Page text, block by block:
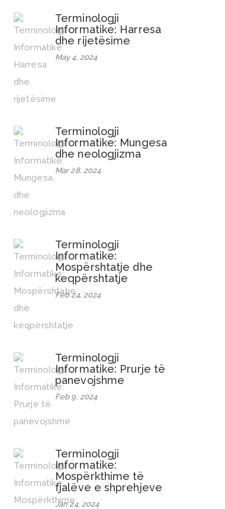
Terminologji
Informatike: Harresa
dhe rijetësime
May 4, 2024
Terminologji
Informatike: Mungesa
dhe neologjizma
Mar 28, 2024
Terminologji
Informatike:
Mospërshtatje dhe
keqpërshtatje
Feb 24, 2024
Terminologji
Informatike: Prurje të
panevojshme
Feb 9, 2024
Terminologji
Informatike:
Mospërkthime të
fjalëve e shprehjeve
Jan 24, 2024